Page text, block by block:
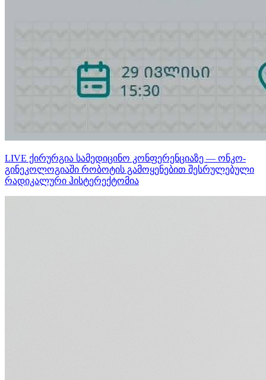
LIVE ქირურგია სამედიცინო კონფერენციაზე — ონკო-
გინეკოლოგიაში რობოტის გამოყენებით შესრულებული
რადიკალური ჰისტერექტომია